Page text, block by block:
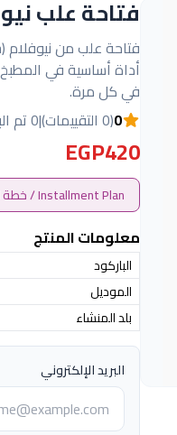
فتاحة علب
أداة أساسية في
في كل مرة.
0(0 التقييمات) |0 تم البيع
EGP420
Installment Plan / خطة التقسيط
معلومات المنتج
الباركود
الموديل
بلد المنشاء
البريد الإلكتروني